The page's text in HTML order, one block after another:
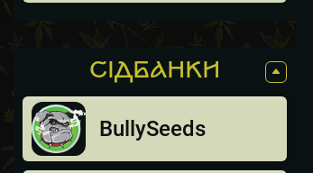
СIДБАНКИ
BullySeeds